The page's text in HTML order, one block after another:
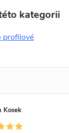
kategorii
profilové
Kosek